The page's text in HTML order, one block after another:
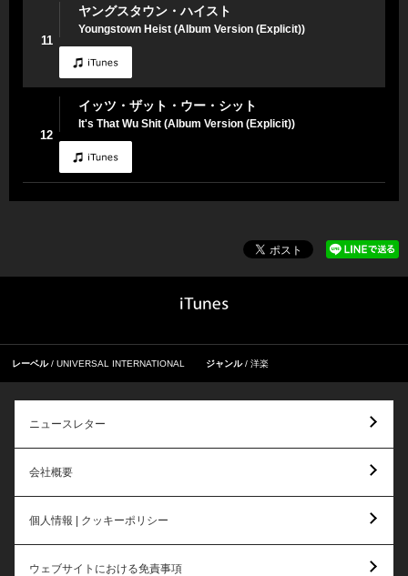
11
ヤングスタウン・ハイスト
Youngstown Heist (Album Version (Explicit))
12
イッツ・ザット・ウー・シット
It's That Wu Shit (Album Version (Explicit))
レーベル UNIVERSAL INTERNATIONAL ジャンル 洋楽
ニュースレター
会社概要
個人情報 | クッキーポリシー
ウェブサイトにおける免責事項